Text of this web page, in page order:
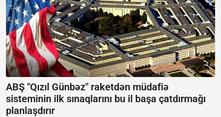
ABŞ "Qızıl Günbəz" raketdən müdafiə
sisteminin ilk sınaqlarını bu il başa çatdırmağı
planlaşdırır